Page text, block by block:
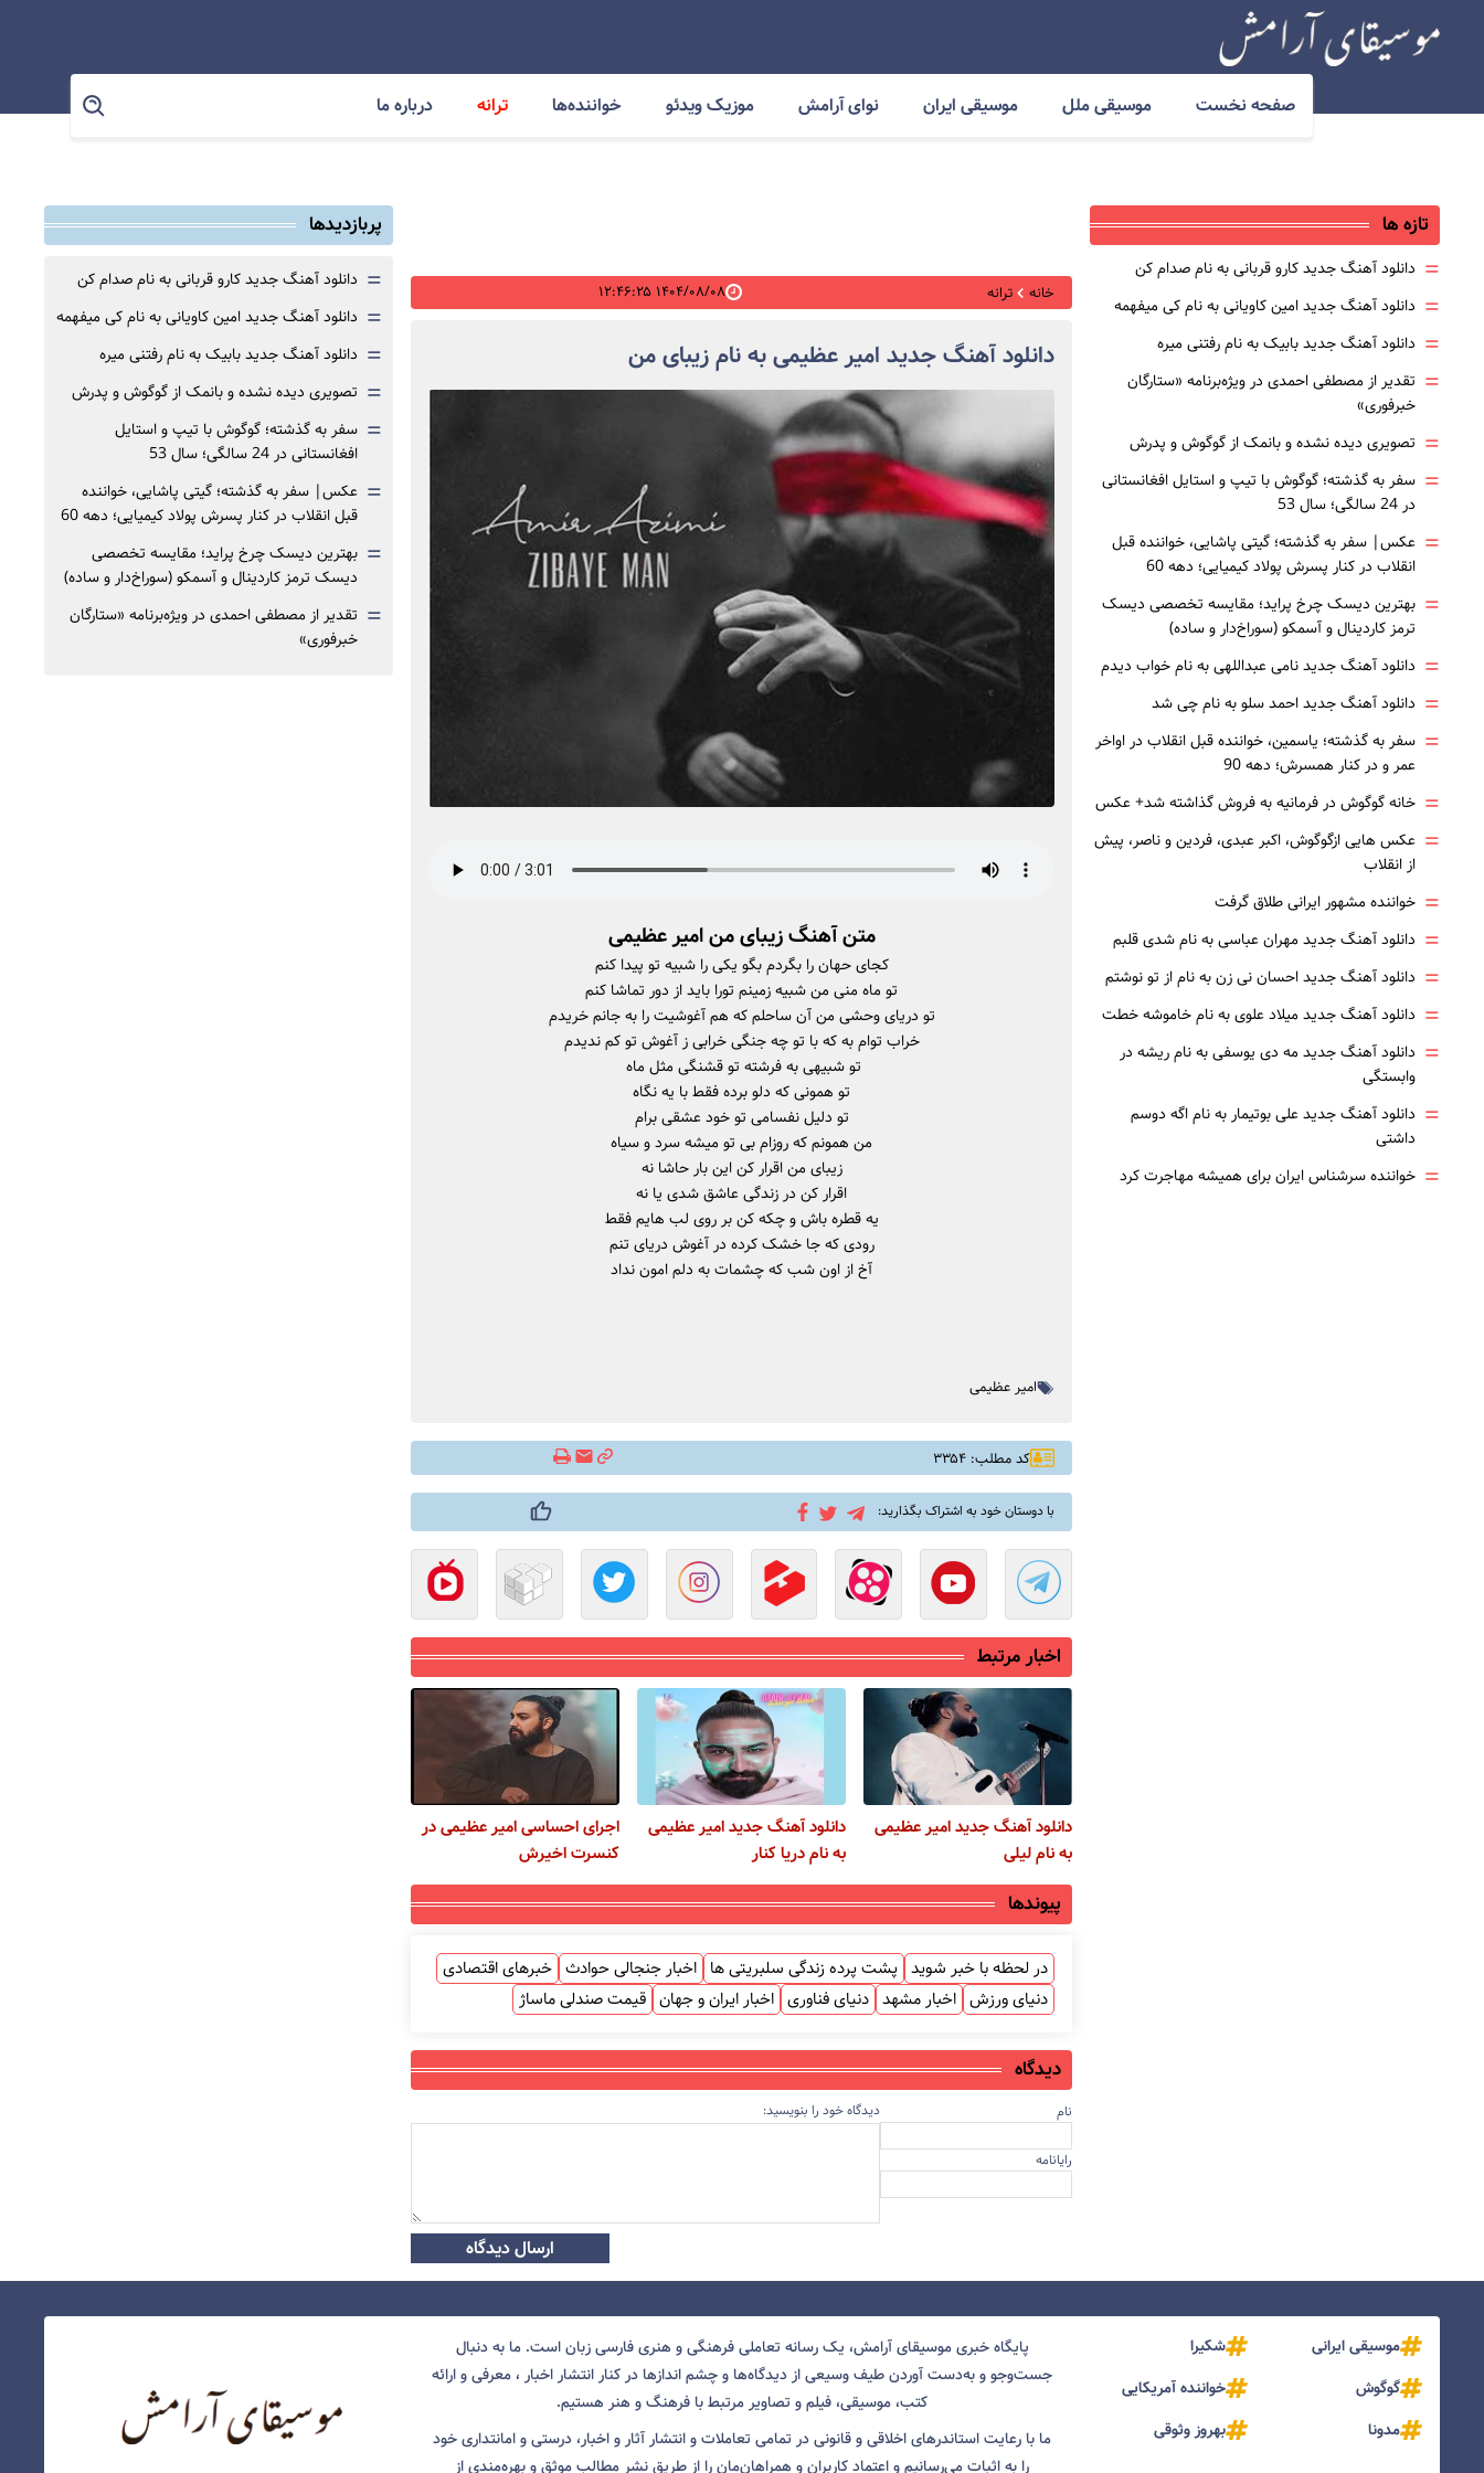
صفحه نخست موسیقی ملل موسیقی ایران نوای آرامش موزیک ویدئو خواننده‌ها ترانه درباره ما
خانه ترانه ۱۴۰۴/۰۸/۰۸ ۱۲:۴۶:۲۵
دانلود آهنگ جدید امیر عظیمی به نام زیبای من
متن آهنگ زیبای من امیر عظیمی
کجای حهان را بگردم بگو یکی را شبیه تو پیدا کنم
تو ماه منی من شبیه زمینم تورا باید از دور تماشا کنم
تو دریای وحشی من آن ساحلم که هم آغوشیت را به جانم خریدم
خراب توام به که با تو چه جنگی خرابی ز آغوش تو کم ندیدم
تو شبیهی به فرشته تو قشنگی مثل ماه
تو همونی که دلو برده فقط با یه نگاه
تو دلیل نفسامی تو خود عشقی برام
من همونم که روزام بی تو میشه سرد و سیاه
زیبای من اقرار کن این بار حاشا نه
اقرار کن در زندگی عاشق شدی یا نه
یه قطره باش و چکه کن بر روی لب هایم فقط
رودی که جا خشک کرده در آغوش دریای تنم
آخ از اون شب که چشمات به دلم امون نداد
امیر عظیمی
کد مطلب: ۳۳۵۴
با دوستان خود به اشتراک بگذارید:
اخبار مرتبط
دانلود آهنگ جدید امیر عظیمی
به نام لیلی
دانلود آهنگ جدید امیر عظیمی
به نام دریا کنار
اجرای احساسی امیر عظیمی در
کنسرت اخیرش
پیوندها
در لحظه با خبر شوید پشت پرده زندگی سلبریتی ها اخبار جنجالی حوادث خبرهای اقتصادی
دنیای ورزش اخبار مشهد دنیای فناوری اخبار ایران و جهان قیمت صندلی ماساژ
دیدگاه
نام
رایانامه
دیدگاه خود را بنویسید:
ارسال دیدگاه
تازه ها
= دانلود آهنگ جدید کارو قربانی به نام صدام کن
= دانلود آهنگ جدید امین کاویانی به نام کی میفهمه
= دانلود آهنگ جدید بابیک به نام رفتنی میره
= تقدیر از مصطفی احمدی در ویژه‌برنامه «ستارگان
خبرفوری»
= تصویری دیده نشده و بانمک از گوگوش و پدرش
= سفر به گذشته؛ گوگوش با تیپ و استایل افغانستانی
در 24 سالگی؛ سال 53
= عکس| سفر به گذشته؛ گیتی پاشایی، خواننده قبل
انقلاب در کنار پسرش پولاد کیمیایی؛ دهه 60
= بهترین دیسک چرخ پراید؛ مقایسه تخصصی دیسک
ترمز کاردینال و آسمکو (سوراخ‌دار و ساده)
= دانلود آهنگ جدید نامی عبداللهی به نام خواب دیدم
= دانلود آهنگ جدید احمد سلو به نام چی شد
= سفر به گذشته؛ یاسمین، خواننده قبل انقلاب در اواخر
عمر و در کنار همسرش؛ دهه 90
= خانه گوگوش در فرمانیه به فروش گذاشته شد+ عکس
= عکس هایی ازگوگوش، اکبر عبدی، فردین و ناصر، پیش
از انقلاب
= خواننده مشهور ایرانی طلاق گرفت
= دانلود آهنگ جدید مهران عباسی به نام شدی قلبم
= دانلود آهنگ جدید احسان نی زن به نام از تو نوشتم
= دانلود آهنگ جدید میلاد علوی به نام خاموشه خطت
= دانلود آهنگ جدید مه دی یوسفی به نام ریشه در
وابستگی
= دانلود آهنگ جدید علی بوتیمار به نام اگه دوسم
داشتی
= خواننده سرشناس ایران برای همیشه مهاجرت کرد
پربازدیدها
= دانلود آهنگ جدید کارو قربانی به نام صدام کن
= دانلود آهنگ جدید امین کاویانی به نام کی میفهمه
= دانلود آهنگ جدید بابیک به نام رفتنی میره
= تصویری دیده نشده و بانمک از گوگوش و پدرش
= سفر به گذشته؛ گوگوش با تیپ و استایل
افغانستانی در 24 سالگی؛ سال 53
= عکس| سفر به گذشته؛ گیتی پاشایی، خواننده
قبل انقلاب در کنار پسرش پولاد کیمیایی؛ دهه 60
= بهترین دیسک چرخ پراید؛ مقایسه تخصصی
دیسک ترمز کاردینال و آسمکو (سوراخ‌دار و ساده)
= تقدیر از مصطفی احمدی در ویژه‌برنامه «ستارگان
خبرفوری»
موسیقی ایرانی
شکیرا
گوگوش
خواننده آمریکایی
مدونا
بهروز وثوقی
پایگاه خبری موسیقای آرامش، یک رسانه تعاملی فرهنگی و هنری فارسی زبان است. ما به دنبال
جست‌و‌جو و به‌دست آوردن طیف وسیعی از دیدگاه‌ها و چشم انداز‌ها در کنار انتشار اخبار ، معرفی و ارائه
کتب، موسیقی، فیلم و تصاویر مرتبط با فرهنگ و هنر هستیم.
ما با رعایت استاندرهای اخلاقی و قانونی در تمامی تعاملات و انتشار آثار و اخبار، درستی و امانتداری خود
را به اثبات می‌رسانیم و اعتماد کاربران و همراهان‌مان را از طریق نشر مطالب موثق و بهره‌مندی از